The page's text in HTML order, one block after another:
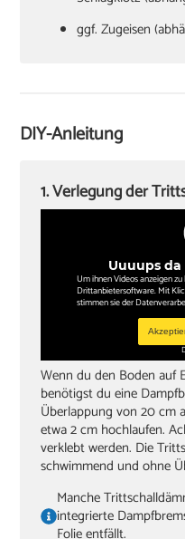
ggf. Zugeisen
Cuttermesser
Zollstock
DIY-Anleitung
Uuuups
Um ihnen Videos anzeigen
Drittanbietersoftware. Mit
stimmen sie der
1. Verlegung der
Wenn du den Boden auf
benötigst du eine
Überlappung von 20 cm
etwa 2 cm hochlaufen.
verklebt werden. Die
schwimmend und ohne
Manche
integrierte
Folie entfällt.